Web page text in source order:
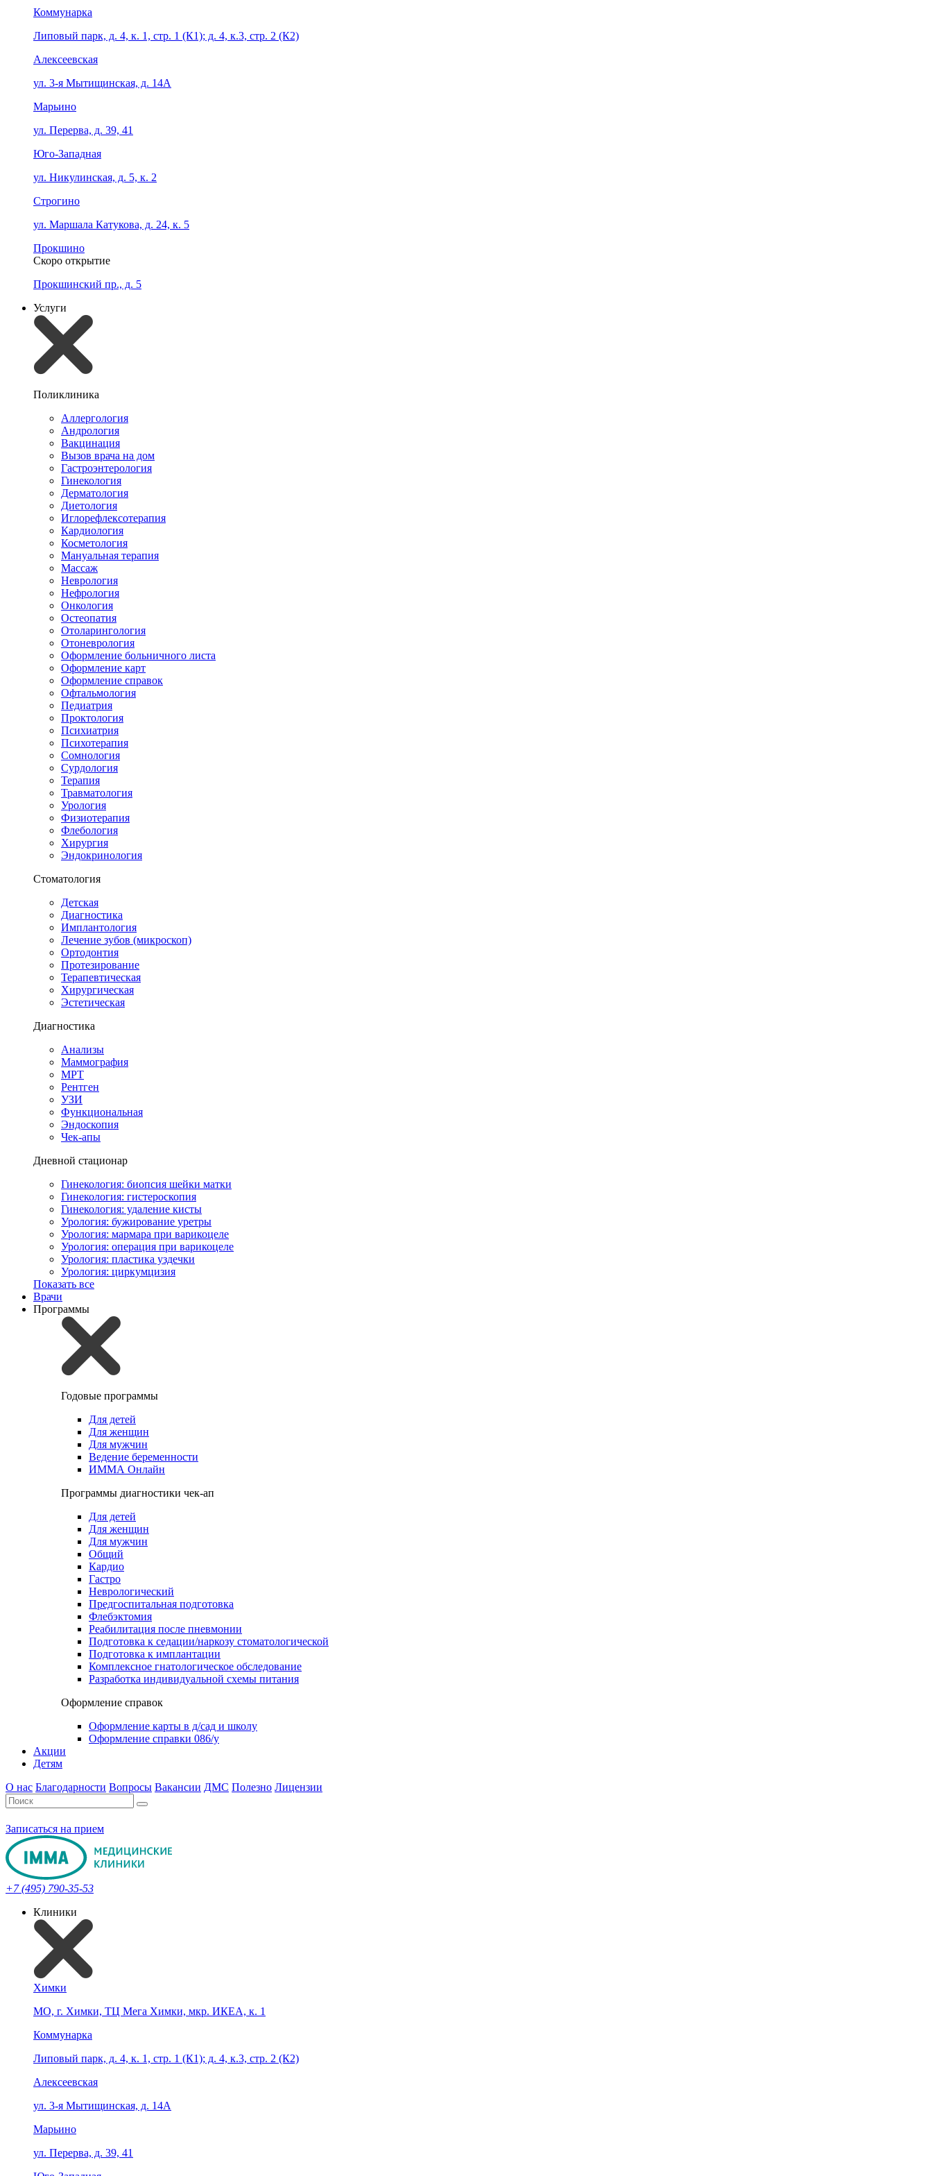
Коммунарка
Липовый парк, д. 4, к. 1, стр. 1 (К1); д. 4, к.3, стр. 2 (К2)
Алексеевская
ул. 3-я Мытищинская, д. 14А
Марьино
ул. Перерва, д. 39, 41
Юго-Западная
ул. Никулинская, д. 5, к. 2
Строгино
ул. Маршала Катукова, д. 24, к. 5
Прокшино
Скоро открытие
Прокшинский пр., д. 5
Услуги
Поликлиника
Аллергология
Андрология
Вакцинация
Вызов врача на дом
Гастроэнтерология
Гинекология
Дерматология
Диетология
Иглорефлексотерапия
Кардиология
Косметология
Мануальная терапия
Массаж
Неврология
Нефрология
Онкология
Остеопатия
Отоларингология
Отоневрология
Оформление больничного листа
Оформление карт
Оформление справок
Офтальмология
Педиатрия
Проктология
Психиатрия
Психотерапия
Сомнология
Сурдология
Терапия
Травматология
Урология
Физиотерапия
Флебология
Хирургия
Эндокринология
Стоматология
Детская
Диагностика
Имплантология
Лечение зубов (микроскоп)
Ортодонтия
Протезирование
Терапевтическая
Хирургическая
Эстетическая
Диагностика
Анализы
Маммография
МРТ
Рентген
УЗИ
Функциональная
Эндоскопия
Чек-апы
Дневной стационар
Гинекология: биопсия шейки матки
Гинекология: гистероскопия
Гинекология: удаление кисты
Урология: бужирование уретры
Урология: мармара при варикоцеле
Урология: операция при варикоцеле
Урология: пластика уздечки
Урология: циркумцизия
Показать все
Врачи
Программы
Годовые программы
Для детей
Для женщин
Для мужчин
Ведение беременности
ИММА Онлайн
Программы диагностики чек-ап
Для детей
Для женщин
Для мужчин
Общий
Кардио
Гастро
Неврологический
Предгоспитальная подготовка
Флебэктомия
Реабилитация после пневмонии
Подготовка к седации/наркозу стоматологической
Подготовка к имплантации
Комплексное гнатологическое обследование
Разработка индивидуальной схемы питания
Оформление справок
Оформление карты в д/сад и школу
Оформление справки 086/у
Акции
Детям
О нас Благодарности Вопросы Вакансии ДМС Полезно Лицензии
Записаться на прием
+7 (495) 790-35-53
Клиники
Химки
МО, г. Химки, ТЦ Мега Химки, мкр. ИКЕА, к. 1
Коммунарка
Липовый парк, д. 4, к. 1, стр. 1 (К1); д. 4, к.3, стр. 2 (К2)
Алексеевская
ул. 3-я Мытищинская, д. 14А
Марьино
ул. Перерва, д. 39, 41